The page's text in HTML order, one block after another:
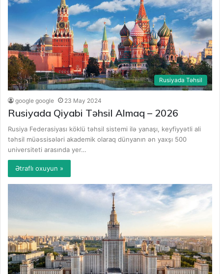
Rusiyada Təhsil
google google 23 May 2024
Rusiyada Qiyabi Təhsil Almaq – 2026
Rusiya Federasiyası köklü təhsil sistemi ilə yanaşı, keyfiyyətli ali
təhsil müəssisələri akademik olaraq dünyanın ən yaxşı 500
universiteti arasında yer…
Ətraflı oxuyun »